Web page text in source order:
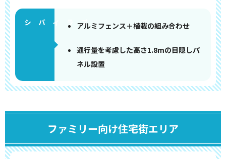
アルミフェンス＋植栽の組み合わせ
通行量を考慮した高さ1.8mの目隠しパ
ネル設置
ファミリー向け住宅街エリア